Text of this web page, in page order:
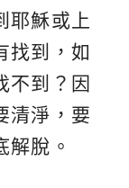
耶穌或上
找到，如
不到？因
清淨，要
解脫。